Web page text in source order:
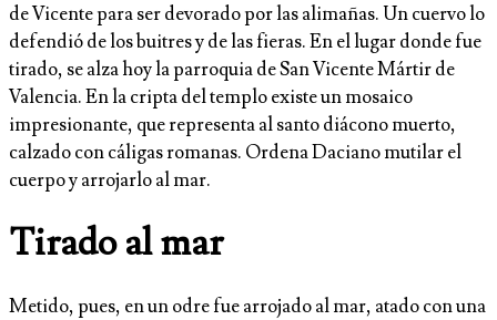
de Vicente para ser devorado por las alimañas. Un cuervo lo
defendió de los buitres y de las fieras. En el lugar donde fue
tirado, se alza hoy la parroquia de San Vicente Mártir de
Valencia. En la cripta del templo existe un mosaico
impresionante, que representa al santo diácono muerto,
calzado con cáligas romanas. Ordena Daciano mutilar el
cuerpo y arrojarlo al mar.
Tirado al mar
Metido, pues, en un odre fue arrojado al mar, atado con una